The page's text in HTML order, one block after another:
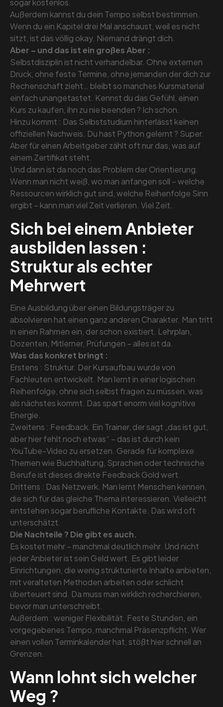
sogar kostenlos.
Außerdem kannst du dein Tempo selbst bestimmen.
Wenn du ein Kapitel drei Mal anschaust, weil es nicht
sitzt, ist das völlig okay. Niemand drängt dich.
Aber – und das ist ein großes Aber :
Selbstdisziplin ist nicht verhandelbar. Ohne externen
Druck, ohne feste Termine, ohne jemanden der dich zur
Rechenschaft zieht… bleibt so manches Kursmaterial
einfach unangetastet. Kennst du das Gefühl, einen
Kurs zu kaufen, ihn zu nie beenden ? Ich schon.
Hinzu kommt : Das Selbststudium hinterlässt keinen
offiziellen Nachweis. Du hast Python gelernt ? Super.
Aber für einen Arbeitgeber zählt oft nur das, was auf
einem Zertifikat steht.
Und dann ist da noch das Problem der Orientierung.
Wenn man nicht weiß, wo man anfangen soll – welche
Ressourcen wirklich gut sind, welche Reihenfolge Sinn
ergibt – kann man viel Zeit verlieren. Viel Zeit.
Sich bei einem Anbieter
ausbilden lassen :
Struktur als echter
Mehrwert
Eine Ausbildung über einen Bildungsträger zu
absolvieren hat einen ganz anderen Charakter. Man tritt
in einen Rahmen ein, der schon existiert. Lehrplan,
Dozenten, Mitlerner, Prüfungen – alles ist da.
Was das konkret bringt :
Erstens : Struktur. Der Kursaufbau wurde von
Fachleuten entwickelt. Man lernt in einer logischen
Reihenfolge, ohne sich selbst fragen zu müssen, was
als nächstes kommt. Das spart enorm viel kognitive
Energie.
Zweitens : Feedback. Ein Trainer, der sagt „das ist gut,
aber hier fehlt noch etwas“ – das ist durch kein
YouTube-Video zu ersetzen. Gerade für komplexe
Themen wie Buchhaltung, Sprachen oder technische
Berufe ist dieses direkte Feedback Gold wert.
Drittens : Das Netzwerk. Man lernt Menschen kennen,
die sich für das gleiche Thema interessieren. Vielleicht
entstehen sogar berufliche Kontakte. Das wird oft
unterschätzt.
Die Nachteile ? Die gibt es auch.
Es kostet mehr – manchmal deutlich mehr. Und nicht
jeder Anbieter ist sein Geld wert. Es gibt leider
Einrichtungen, die wenig strukturierte Inhalte anbieten,
mit veralteten Methoden arbeiten oder schlicht
überteuert sind. Da muss man wirklich recherchieren,
bevor man unterschreibt.
Außerdem : weniger Flexibilität. Feste Stunden, ein
vorgegebenes Tempo, manchmal Präsenzpflicht. Wer
einen vollen Terminkalender hat, stößt hier schnell an
Grenzen.
Wann lohnt sich welcher
Weg ?